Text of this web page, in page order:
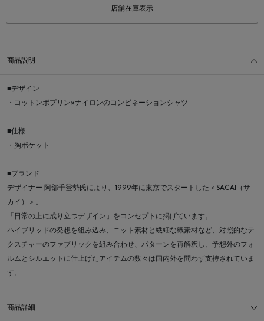
店舗在庫表示
商品説明
■デザイン
・コットンポプリン×ナイロンのコンビネーションシャツ
■仕様
・胸ポケット
■ブランド
デザイナー 阿部千登勢氏により、1999年に東京でスタートした＜SACAI（サ
カイ）＞。
「日常の上に成り立つデザイン」をコンセプトに掲げています。
ハイブリッドの発想を組み込み、ニット素材と繊細な織素材など、対照的なテ
クスチャーのファブリックを組み合わせ、パターンを再解釈し、予想外のフォ
ルムとシルエットに仕上げたアイテムの数々は国内外を問わず支持されていま
す。
商品詳細